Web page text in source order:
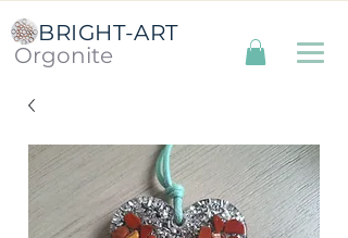
BRIGHT-ART
Orgonite